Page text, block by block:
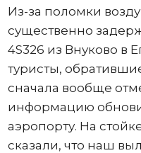
Из-за поломки
существенно
4S326 из Внуково в
туристы,
сначала вообще
информацию
аэропорту. На
сказали, что наш